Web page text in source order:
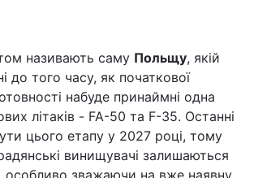
називають саму Польщу, якій
до того часу, як початкової
набуде принаймні одна
літаків - FA-50 та F-35. Останні
цього етапу у 2027 році, тому
винищувачі залишаються
особливо зважаючи на вже наявну